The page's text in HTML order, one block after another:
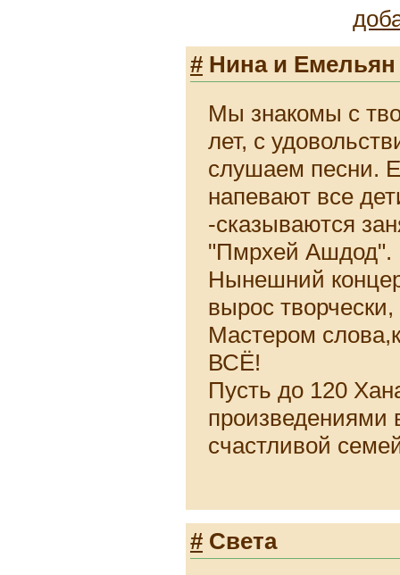
# Нина и Емельян
Мы знакомы с
лет, с
слушаем песни.
напевают все
-сказываются
"Пмрхей Ашдод".
Нынешний
вырос
Мастером
ВСЁ!
Пусть до 120
произведениями
счастливой
# Света